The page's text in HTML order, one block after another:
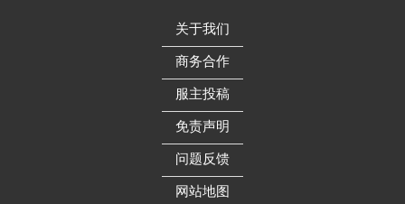
关于我们
——————
商务合作
——————
服主投稿
——————
免责声明
——————
问题反馈
——————
网站地图